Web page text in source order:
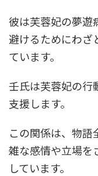
彼は芙蓉妃の夢遊
避けるためにわざ
ています。
壬氏は芙蓉妃の行
支援します。
この関係は、物
雑な感情や立場を
しています。